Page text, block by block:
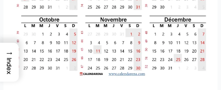
→
Index